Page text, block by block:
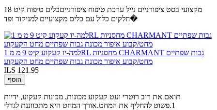
מקצועי בסט ציפורניים נייל ערכת טיפוח ציפורנייםכלים טיפוח קיט 18
חלקים כלול עם כלים מקצועיים למניקור ופד�
למה-יו קעקוע קיט 9 מ מ 1RL מחסניות CHARMANT גבות שפתיים
מחט/קבוע איפור מכונת גבות שפתיים מחט הקעקוע
ILS 121.95
הוסף
תואם את רוב רוטרי ועט קעקוע מכונות, מכונות קעקוע, ידיות
1.פשוט להחליף את המחט.אורך המחט היא מתכווננת לגדלי